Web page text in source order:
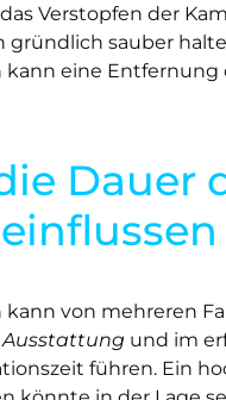
Verstopfen der
gründlich sauber
eine Entfernung
Dauer
von mehreren
Ausstattung und im
führen. Ein